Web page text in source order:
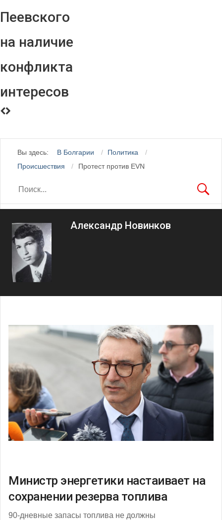
Пеевского
на наличие
конфликта
интересов
Вы здесь: В Болгарии
Политика
Происшествия
Протест против EVN
Александр Новинков
Министр энергетики настаивает на
сохранении резерва топлива
90-дневные запасы топлива не должны